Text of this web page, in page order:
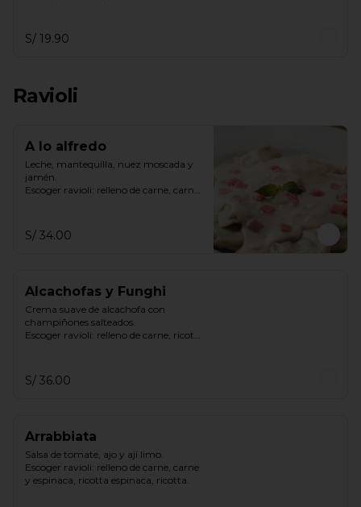
S/ 19.90
Ravioli
A lo alfredo
Leche, mantequilla, nuez moscada y
jamén.
Escoger ravioli: relleno de carne, carne
S/ 34.00
Alcachofas y Funghi
Crema suave de alcachofa con
champiñones salteados.
Escoger ravioli: relleno de carne, ricotta
S/ 36.00
Arrabbiata
Salsa de tomate, ajo y ají limo.
Escoger ravioli: relleno de carne, carne
y espinaca, ricotta espinaca, ricotta.